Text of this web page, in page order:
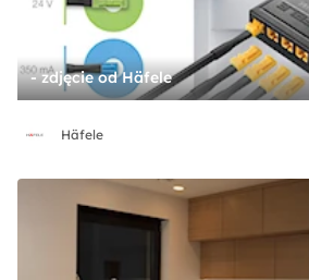
- zdjęcie od Häfele
Häfele